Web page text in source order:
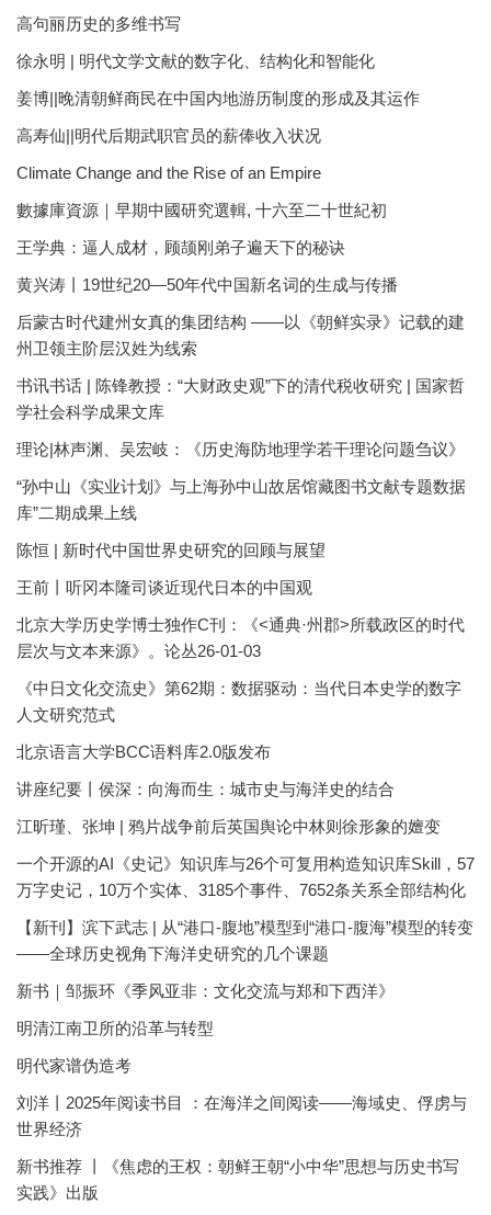
高句丽历史的多维书写
徐永明 | 明代文学文献的数字化、结构化和智能化
姜博||晚清朝鲜商民在中国内地游历制度的形成及其运作
高寿仙||明代后期武职官员的薪俸收入状况
Climate Change and the Rise of an Empire
數據庫資源｜早期中國研究選輯, 十六至二十世紀初
王学典：逼人成材，顾颉刚弟子遍天下的秘诀
黄兴涛丨19世纪20—50年代中国新名词的生成与传播
后蒙古时代建州女真的集团结构 ——以《朝鲜实录》记载的建
州卫领主阶层汉姓为线索
书讯书话 | 陈锋教授：“大财政史观”下的清代税收研究 | 国家哲
学社会科学成果文库
理论|林声渊、吴宏岐：《历史海防地理学若干理论问题刍议》
“孙中山《实业计划》与上海孙中山故居馆藏图书文献专题数据
库”二期成果上线
陈恒 | 新时代中国世界史研究的回顾与展望
王前丨听冈本隆司谈近现代日本的中国观
北京大学历史学博士独作C刊：《<通典·州郡>所载政区的时代
层次与文本来源》。论丛26-01-03
《中日文化交流史》第62期：数据驱动：当代日本史学的数字
人文研究范式
北京语言大学BCC语料库2.0版发布
讲座纪要丨侯深：向海而生：城市史与海洋史的结合
江昕瑾、张坤 | 鸦片战争前后英国舆论中林则徐形象的嬗变
一个开源的AI《史记》知识库与26个可复用构造知识库Skill，57
万字史记，10万个实体、3185个事件、7652条关系全部结构化
【新刊】滨下武志 | 从“港口-腹地”模型到“港口-腹海”模型的转变
——全球历史视角下海洋史研究的几个课题
新书｜邹振环《季风亚非：文化交流与郑和下西洋》
明清江南卫所的沿革与转型
明代家谱伪造考
刘洋丨2025年阅读书目 ：在海洋之间阅读——海域史、俘虏与
世界经济
新书推荐 丨《焦虑的王权：朝鲜王朝“小中华”思想与历史书写
实践》出版